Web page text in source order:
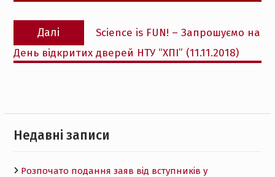
Далі
Наступний
запис:
Science is FUN! – Запрошуємо на
День відкритих дверей НТУ “ХПІ” (11.11.2018)
Недавні записи
Розпочато подання заяв від вступників у